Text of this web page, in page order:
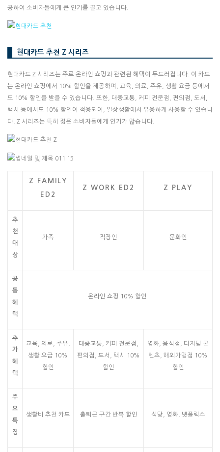
공하여 소비자들에게 큰 인기를 끌고 있습니다.
현대카드 추천 Z 시리즈
현대카드 Z 시리즈는 주로 온라인 쇼핑과 관련된 혜택이 두드러집니다. 이 카드
는 온라인 쇼핑에서 10% 할인을 제공하며, 교육, 의료, 주유, 생활 요금 등에서
도 10% 할인을 받을 수 있습니다. 또한, 대중교통, 커피 전문점, 편의점, 도서,
택시 등에서도 10% 할인이 적용되어, 일상생활에서 유용하게 사용할 수 있습니
다. Z 시리즈는 특히 젊은 소비자들에게 인기가 많습니다.
Z FAMILY
ED2
Z WORK ED2 Z PLAY
추
천
대
상
가족 직장인 문화인
공
통
혜
택
온라인 쇼핑 10% 할인
추
가
혜
택
교육, 의료, 주유,
생활 요금 10%
할인
대중교통, 커피 전문점,
편의점, 도서, 택시 10%
할인
영화, 음식점, 디지털 콘
텐츠, 해외가맹점 10%
할인
주
요
특
징
생활비 추천 카드 출퇴근 구간 반복 할인 식당, 영화, 넷플릭스